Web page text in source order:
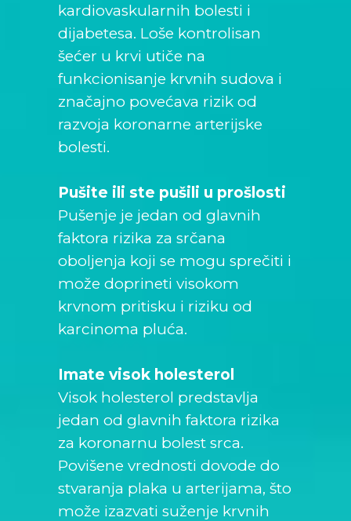
kardiovaskularnih bolesti i
dijabetesa. Loše kontrolisan
šećer u krvi utiče na
funkcionisanje krvnih sudova i
značajno povećava rizik od
razvoja koronarne arterijske
bolesti.
Pušite ili ste pušili u prošlosti
Pušenje je jedan od glavnih
faktora rizika za srčana
oboljenja koji se mogu sprečiti i
može doprineti visokom
krvnom pritisku i riziku od
karcinoma pluća.
Imate visok holesterol
Visok holesterol predstavlja
jedan od glavnih faktora rizika
za koronarnu bolest srca.
Povišene vrednosti dovode do
stvaranja plaka u arterijama, što
može izazvati suženje krvnih